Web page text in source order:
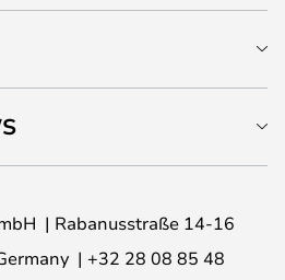
Rabanusstraße 14-16
+32 28 08 85 48